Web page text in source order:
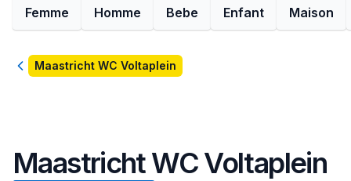
Femme Homme Bebe Enfant Maison
RetourMaastricht WC Voltaplein
Maastricht WC Voltaplein